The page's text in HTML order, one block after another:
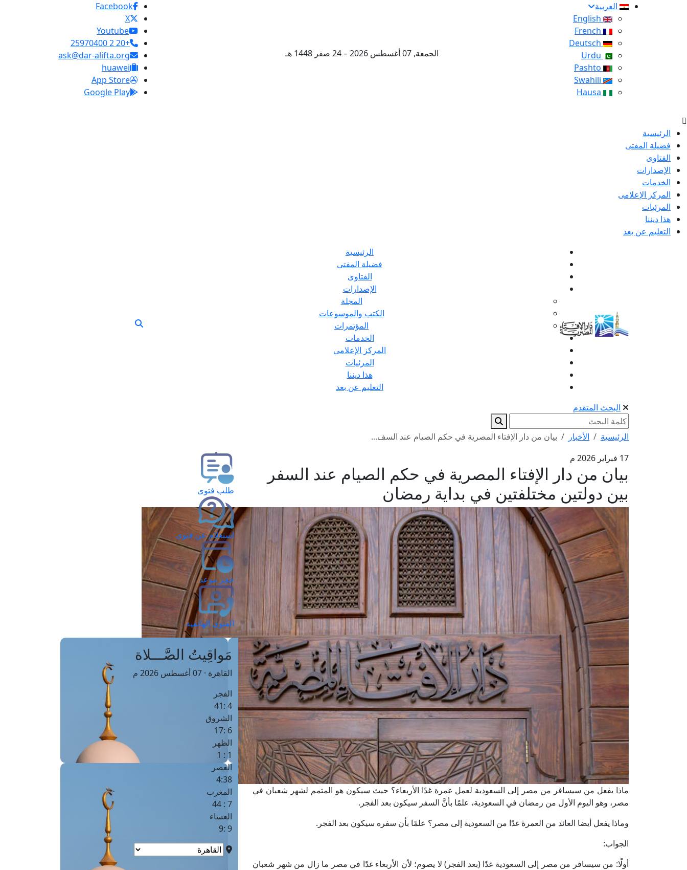
العربية
الجمعة, 07 أغسطس 2026 – 24 صفر 1448 هـ
Facebook
X
Youtube
+20 2 25970400
ask@dar-alifta.org
huawei
App Store
Google Play
الرئيسية
فضيلة المفتى
الفتاوى
الإصدارات
الخدمات
المركز الإعلامى
المرئيات
هذا ديننا
التعليم عن بعد
الرئيسية
فضيلة المفتى
الفتاوى
الإصدارات
المجلة
الكتب والموسوعات
المؤتمرات
الخدمات
المركز الإعلامى
المرئيات
هذا ديننا
التعليم عن بعد
البحث المتقدم
الرئيسية الأخبار
بيان من دار الإفتاء المصرية في حكم الصيام عند السف...
17 فبراير 2026 م
بيان من دار الإفتاء المصرية في حكم الصيام عند السفر
بين دولتين مختلفتين في بداية رمضان
ماذا يفعل من سيسافر من مصر إلى السعودية لعمل عمرة غدًا الأربعاء؟ حيث سيكون هو المتمم لشهر شعبان في
مصر، وهو اليوم الأول من رمضان في السعودية، علمًا بأنَّ السفر سيكون بعد الفجر.
وماذا يفعل أيضا العائد من العمرة غدًا من السعودية إلى مصر؟ علمًا بأن سفره سيكون بعد الفجر.
الجواب:
أولًا: من سيسافر من مصر إلى السعودية غدًا (بعد الفجر) لا يصوم؛ لأن الأربعاء غدًا في مصر ما زال من شهر شعبان
طلب فتوى
استعلام عن فتوى
حجز موعد
الفتوى الهاتفية
مَواقِيتُ الصَّـــلاة
القاهرة · 07 أغسطس 2026 م
الفجر
4 :41
الشروق
6 :17
الظهر
1 : 1
العصر
4:38
المغرب
7 : 44
العشاء
9 :9